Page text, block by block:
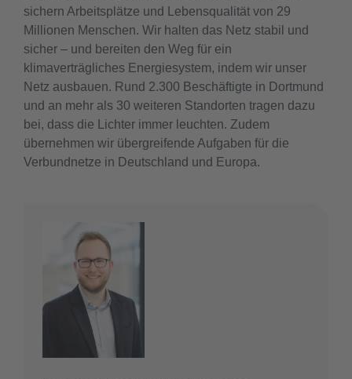
sichern Arbeitsplätze und Lebensqualität von 29
Millionen Menschen. Wir halten das Netz stabil und
sicher – und bereiten den Weg für ein
klimaverträgliches Energiesystem, indem wir unser
Netz ausbauen. Rund 2.300 Beschäftigte in Dortmund
und an mehr als 30 weiteren Standorten tragen dazu
bei, dass die Lichter immer leuchten. Zudem
übernehmen wir übergreifende Aufgaben für die
Verbundnetze in Deutschland und Europa.